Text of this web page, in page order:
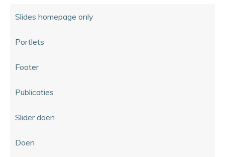
Slides homepage only
Portlets
Footer
Publicaties
Slider doen
Doen